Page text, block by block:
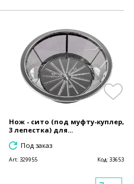
Нож - сито (под муфту-куплер,
3 лепестка) для...
Под заказ
Art: 329955 Код: 33653